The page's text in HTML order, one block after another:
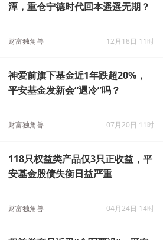
潭，重仓宁德时代回本遥遥无期？
财富独角兽 12月18日 11时
神爱前旗下基金近1年跌超20%，
平安基金发新会“遇冷”吗？
财富独角兽 07月20日 11时
118只权益类产品仅3只正收益，平
安基金股债失衡日益严重
财富独角兽 04月24日 14时